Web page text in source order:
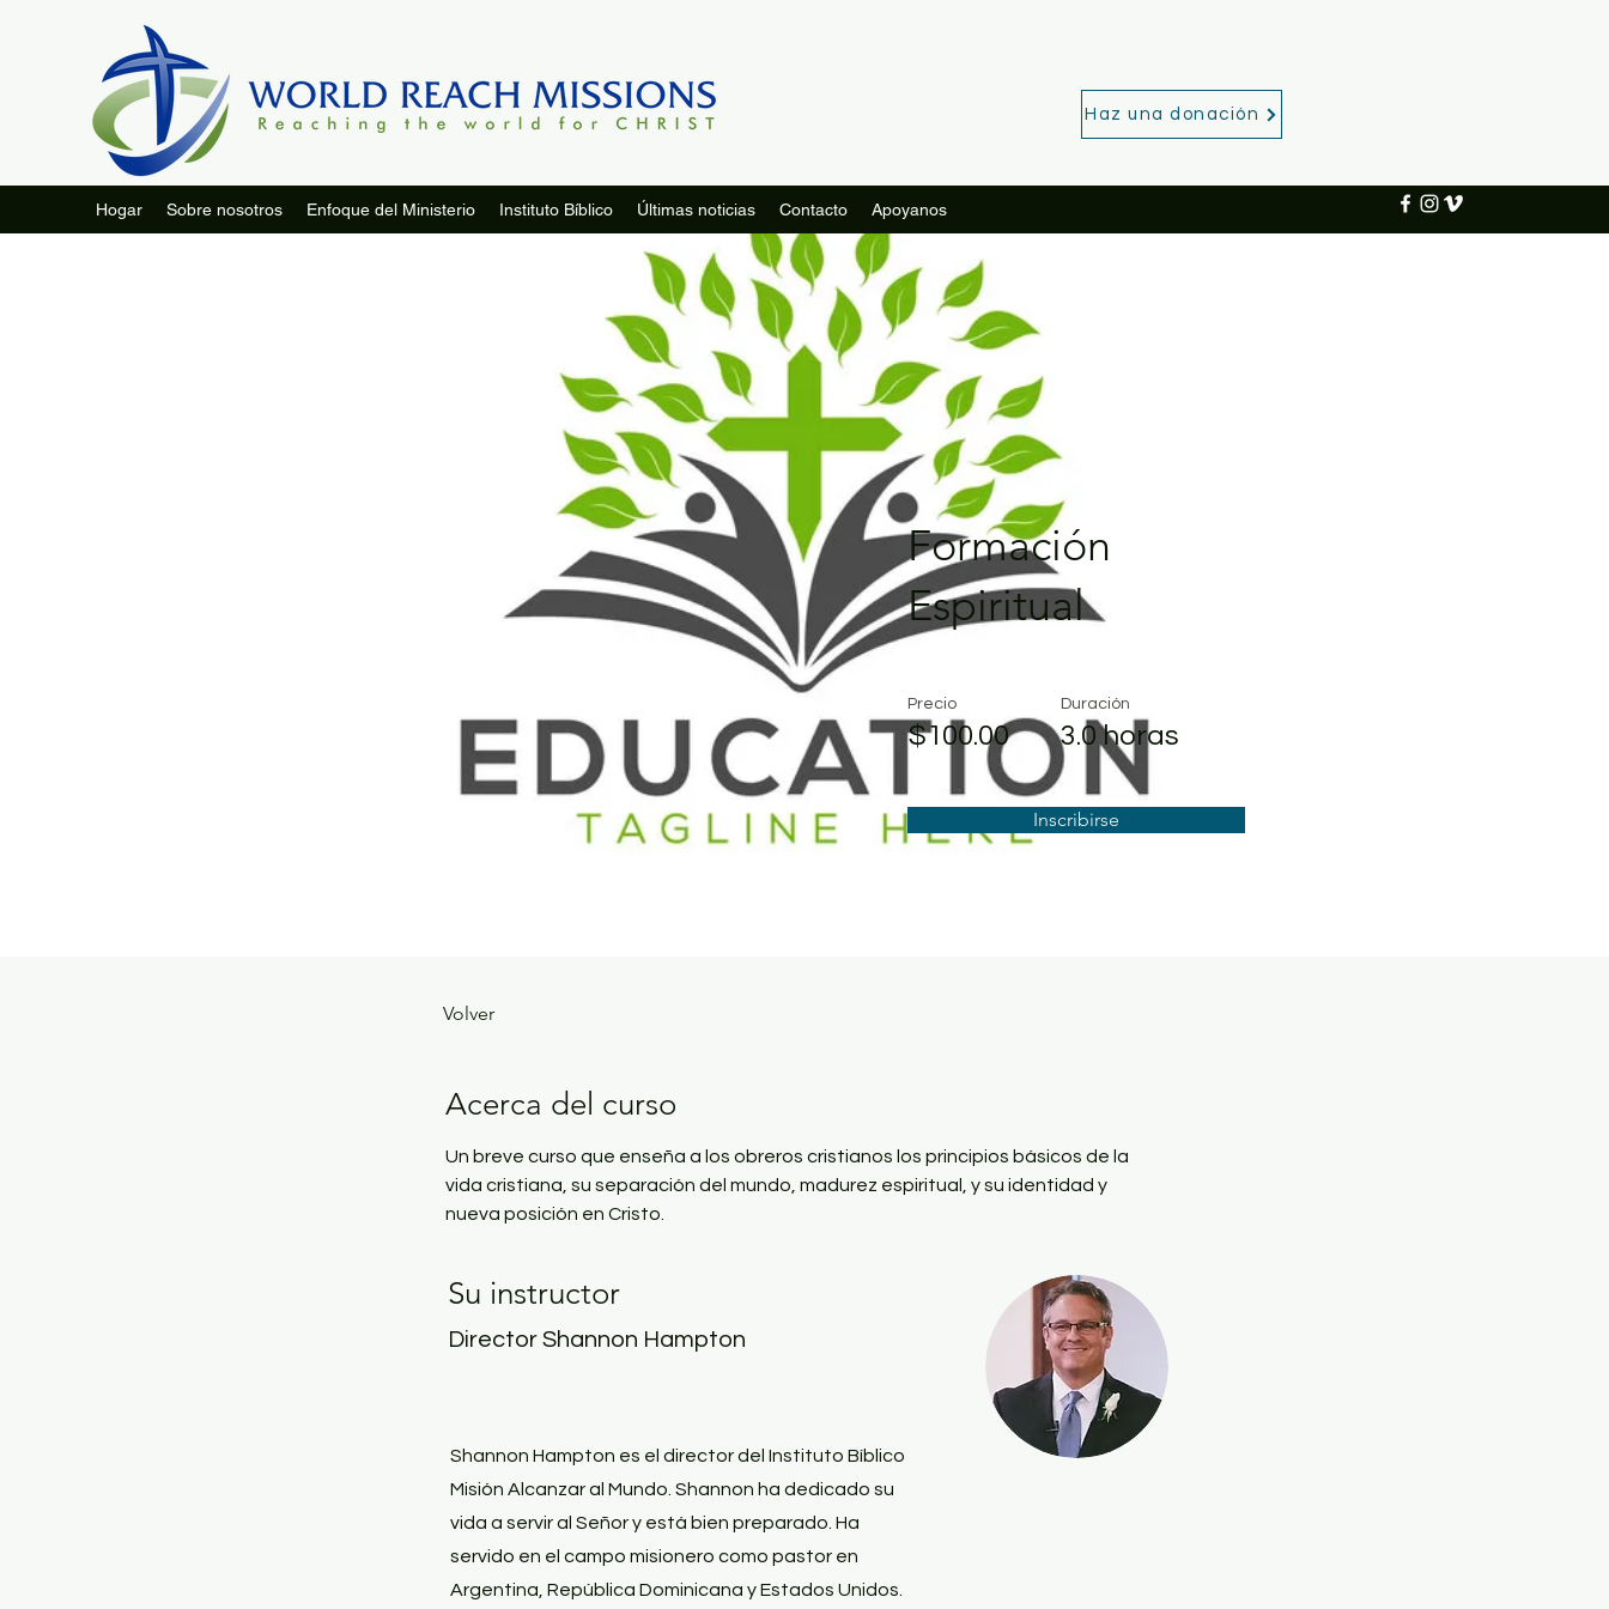
Haz una donación
Hogar Sobre nosotros Enfoque del Ministerio Instituto Bíblico Últimas noticias Contacto Apoyanos
Formación
Espiritual
Precio
$100.00
Duración
3.0 horas
Inscribirse
Volver
Acerca del curso
Un breve curso que enseña a los obreros cristianos los principios básicos de la
vida cristiana, su separación del mundo, madurez espiritual, y su identidad y
nueva posición en Cristo.
Su instructor
Director Shannon Hampton
Shannon Hampton es el director del Instituto Bíblico
Misión Alcanzar al Mundo. Shannon ha dedicado su
vida a servir al Señor y está bien preparado. Ha
servido en el campo misionero como pastor en
Argentina, República Dominicana y Estados Unidos.